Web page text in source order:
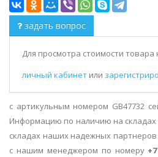
задать вопрос
Для просмотра стоимости
личный кабинет или
с артикульным номером GB47732
Информацию по наличию на
складах наших надежных
с нашим менеджером по номеру